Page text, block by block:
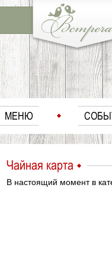
МЕНЮ
Чайная карта
В настоящий момент в